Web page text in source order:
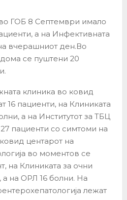
ГОБ 8 Септември имало
а на Инфективната
вчерашниот ден.Во
се пуштени 20
клиника во ковид
16 пациенти, на Клиниката
а на Институтот за ТБЦ
пациенти со симтоми на
центарот на
во моментов се
на Клиниката за очни
а на ОРЛ 16 болни. На
лежат